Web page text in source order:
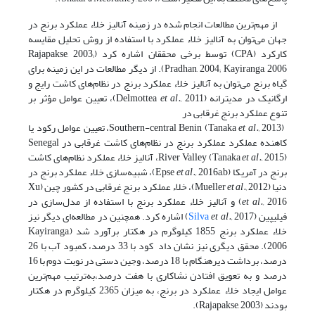
از مهم‌ترین مطالعات انجام شده در زمینه آنالیز خلاء عملکرد برنج در
جهان می‌توان به آنالیز خلاء عملکرد با استفاده از روش تحلیل مقایسه
کارکرد (CPA) توسط برخی محققان اشاره کرد (Rajapakse, 2003;
Pradhan, 2004; Kayiranga, 2006). از دیگر مطالعات در این زمینه برای
گیاه برنج می‌توان به آنالیز خلاء عملکرد برنج در نظام‌های کاشت رایج و
ارگانیک در مدیترانه (Delmottea et al., 2011)، تعیین عوامل مؤثر بر
تنوع عملکرد برنج غرقابی در
et al., 2013)، تعیین عوامل رکود یا
کاهنده عملکرد عملکرد برنج در نظام‌های کاشت غرقابی در Senegal
River Valley (Tanakaet al., 2015)، آنالیز خلاء عملکرد نظام‌های کاشت
برنج در آمریکا (Epse et al., 2016a,b)، شبیه‌سازی خلاء عملکرد برنج در
دنیا (Mueller et al.,2012)، خلاء عملکرد برنج غرقابی در کشور چین (Xu
et al.,2016) و آنالیز خلاء عملکرد برنج با استفاده از مدل‌سازی در
فیلیپین ( Silvaet al., 2017) اشاره کرد. همچنین در مطالعه‌ای دیگر نیز
خلاء عملکرد برنج 1855 کیلوگرم در هکتار برآورد شد (Kayiranga,
2006). محقق دیگری نیز نشان داد کود با 33 درصد، کمبود آب با 26
درصد، برداشت دیرهنگام با 18 درصد، وجین دستی در نوبت دوم با 16
درصد و به تعویق افتادن نشاکاری با هفت درصد،به‌ترتیب مهم‌ترین
عوامل ایجاد خلاء عملکرد در برنج، به میزان 2365 کیلوگرم در هکتار
بودند (Rajapakse, 2003).